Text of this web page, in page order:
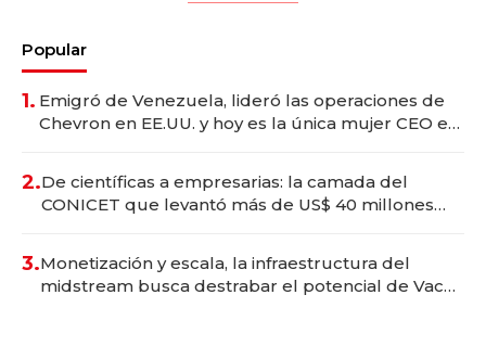
Popular
1. Emigró de Venezuela, lideró las operaciones de
Chevron en EE.UU. y hoy es la única mujer CEO en
2.De científicas a empresarias: la camada del
CONICET que levantó más de US$ 40 millones
3.Monetización y escala, la infraestructura del
midstream busca destrabar el potencial de Vaca